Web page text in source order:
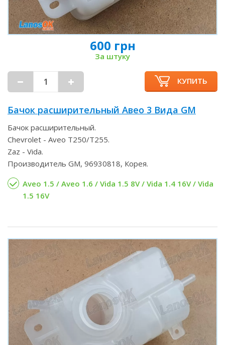
600 грн
За штуку
КУПИТЬ
Бачок расширительный Авео 3 Вида GM
Бачок расширительный.
Chevrolet - Aveo T250/T255.
Zaz - Vida.
Производитель GM, 96930818, Корея.
Aveo 1.5 / Aveo 1.6 / Vida 1.5 8V / Vida 1.4 16V / Vida
1.5 16V